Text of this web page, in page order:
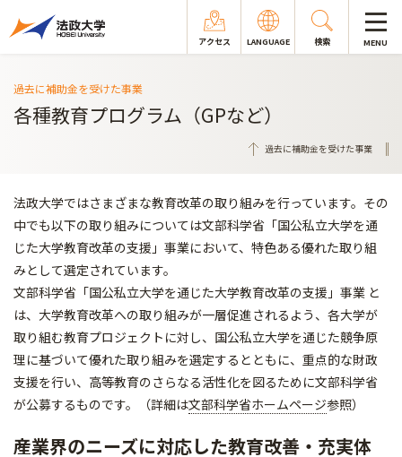
アクセス LANGUAGE 検索 MENU
過去に補助金を受けた事業
各種教育プログラム（GPなど）
過去に補助金を受けた事業
法政大学ではさまざまな教育改革の取り組みを行っています。その
中でも以下の取り組みについては文部科学省「国公私立大学を通
じた大学教育改革の支援」事業において、特色ある優れた取り組
みとして選定されています。
文部科学省「国公私立大学を通じた大学教育改革の支援」事業 と
は、大学教育改革への取り組みが一層促進されるよう、各大学が
取り組む教育プロジェクトに対し、国公私立大学を通じた競争原
理に基づいて優れた取り組みを選定するとともに、重点的な財政
支援を行い、高等教育のさらなる活性化を図るために文部科学省
が公募するものです。（詳細は文部科学省ホームページ参照）
産業界のニーズに対応した教育改善・充実体